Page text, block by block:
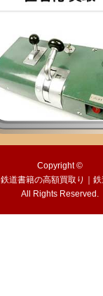
Copyright ©
道書籍の高額買取り｜鉄
All Rights Reserved.